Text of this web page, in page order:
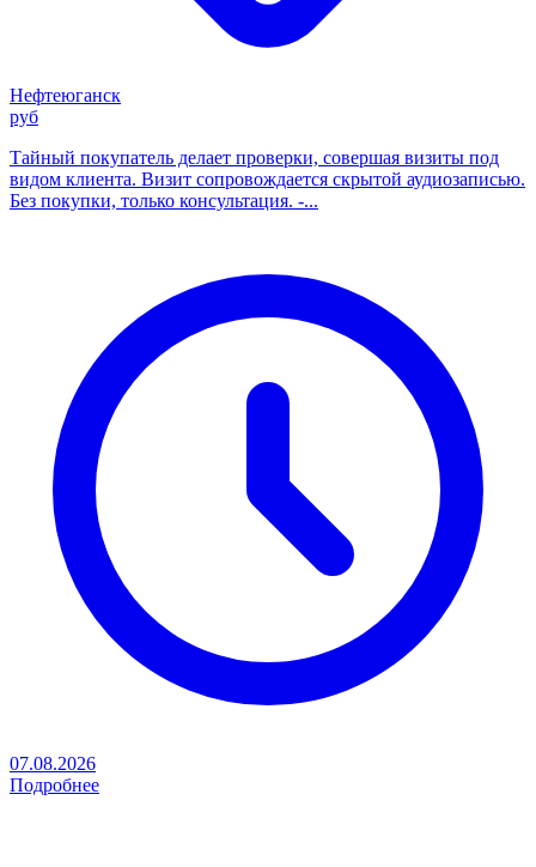
Нефтеюганск
руб
Тайный покупатель делает проверки, совершая визиты под
видом клиента. Визит сопровождается скрытой аудиозаписью.
Без покупки, только консультация. -...
07.08.2026
Подробнее